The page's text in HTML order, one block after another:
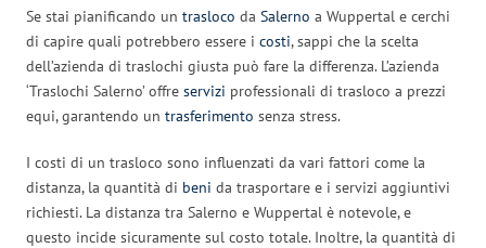
Se stai pianificando un trasloco da Salerno a Wuppertal e cerchi
di capire quali potrebbero essere i costi, sappi che la scelta
dell’azienda di traslochi giusta può fare la differenza. L’azienda
‘Traslochi Salerno’ offre servizi professionali di trasloco a prezzi
equi, garantendo un trasferimento senza stress.
I costi di un trasloco sono influenzati da vari fattori come la
distanza, la quantità di beni da trasportare e i servizi aggiuntivi
richiesti. La distanza tra Salerno e Wuppertal è notevole, e
questo incide sicuramente sul costo totale. Inoltre, la quantità di